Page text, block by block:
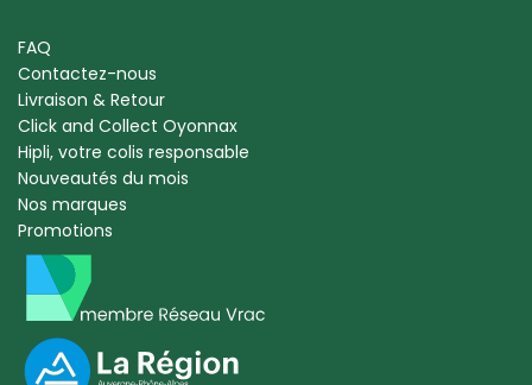
FAQ
Contactez-nous
Livraison & Retour
Click and Collect Oyonnax
Hipli, votre colis responsable
Nouveautés du mois
Nos marques
Promotions